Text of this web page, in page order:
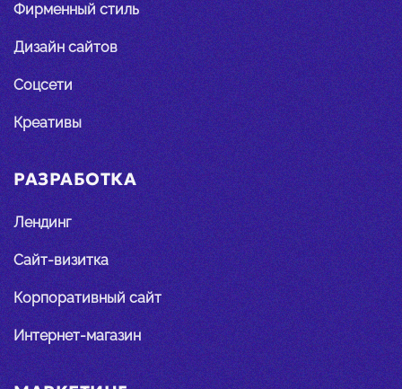
Фирменный стиль
Дизайн сайтов
Соцсети
Креативы
РАЗРАБОТКА
Лендинг
Сайт-визитка
Корпоративный сайт
Интернет-магазин